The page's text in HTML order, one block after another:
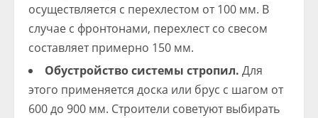
осуществляется с перехлестом от 100 мм. В
случае с фронтонами, перехлест со свесом
составляет примерно 150 мм.
Обустройство системы стропил. Для
этого применяется доска или брус с шагом от
600 до 900 мм. Строители советуют выбирать